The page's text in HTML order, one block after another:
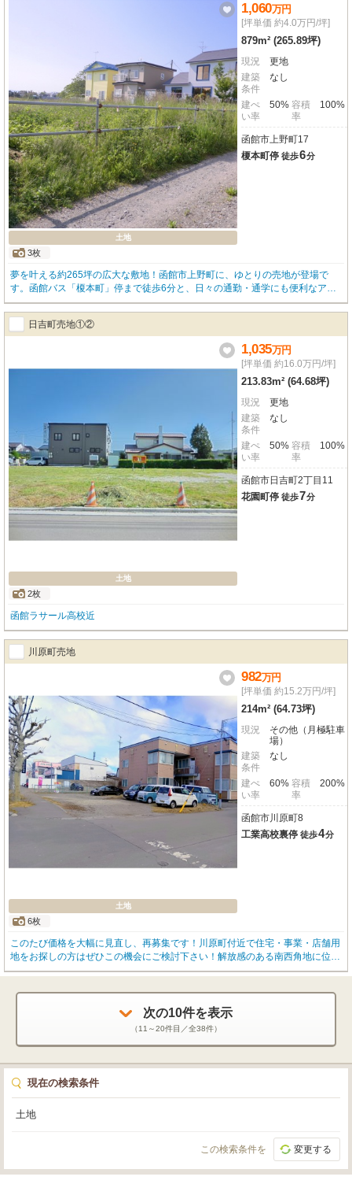
土地
3枚
1,060万円
[坪単価 約4.0万円/坪]
879m² (265.89坪)
現況
更地
建築
条件
なし
建ぺ
い率
50% 容積
率
100%
函館市上野町17
榎本町停 徒歩6分
夢を叶える約265坪の広大な敷地！函館市上野町に、ゆとりの売地が登場で
す。函館バス「榎本町」停まで徒歩6分と、日々の通勤・通学にも便利なアク
セス。高台に位置するこの土地は、開放感ある暮らしを育む舞台となるでしょ
う。閑静な第1種低層住居専用地域で、穏やかな住環境が魅力です。すでに更
地ですので、思い描いた理想のマイホームや、広大なガーデンスペースなど、
お客様の計画をすぐにスタートできます。徒歩7分にはスーパー「生鮮げんき
市場榎本店」があり、日常の買い物もスムーズ。郵便局まで徒歩10分、コンビ
ニやドラッグストアも徒歩圏内に揃い、生活利便施設が充実しています。お子
様も安心して通える小中学校が近くにあるのも嬉しいポイントです。プロパン
ガス、上下水道、電気といったライフラインも整備済み。広々とした空間で、
豊かな田舎暮らしを実現したい方にも適しています。この機会に、現地でこの
土地の可能性をぜひ体感してください。お問い合わせをお待ちしております。
日吉町売地①②
土地
2枚
1,035万円
[坪単価 約16.0万円/坪]
213.83m² (64.68坪)
現況
更地
建築
条件
なし
建ぺ
い率
50% 容積
率
100%
函館市日吉町2丁目11
花園町停 徒歩7分
函館ラサール高校近
川原町売地
土地
6枚
982万円
[坪単価 約15.2万円/坪]
214m² (64.73坪)
現況
その他（月極駐車
場）
建築
条件
なし
建ぺ
い率
60% 容積
率
200%
函館市川原町8
工業高校裏停 徒歩4分
このたび価格を大幅に見直し、再募集です！川原町付近で住宅・事業・店舗用
地をお探しの方はぜひこの機会にご検討下さい！解放感のある南西角地に位置
し、広い20ｍ道路に面した明るい立地です。現在は月極駐車場として利用して
手の良い土地です。
次の10件を表示
（11～20件目／全38件）
現在の検索条件
土地
この検索条件を 変更する